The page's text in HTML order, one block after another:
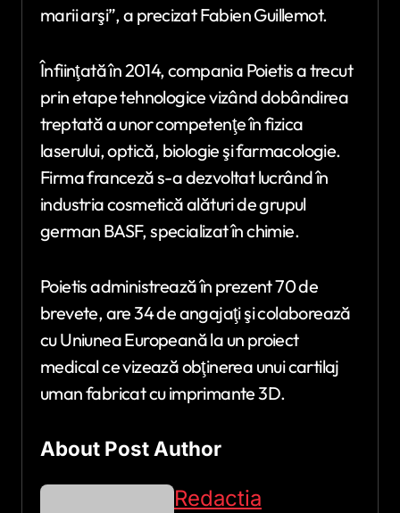
marii arşi”, a precizat Fabien Guillemot.
Înfiinţată în 2014, compania Poietis a trecut
prin etape tehnologice vizând dobândirea
treptată a unor competenţe în fizica
laserului, optică, biologie şi farmacologie.
Firma franceză s-a dezvoltat lucrând în
industria cosmetică alături de grupul
german BASF, specializat în chimie.
Poietis administrează în prezent 70 de
brevete, are 34 de angajaţi şi colaborează
cu Uniunea Europeană la un proiect
medical ce vizează obţinerea unui cartilaj
uman fabricat cu imprimante 3D.
About Post Author
Redactia